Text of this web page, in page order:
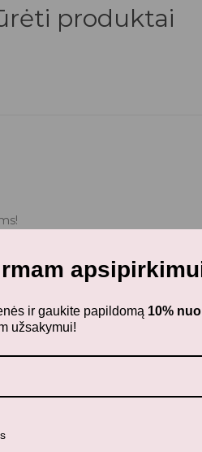
produktai
ir gaukite papildomą 10%
užsakymui!